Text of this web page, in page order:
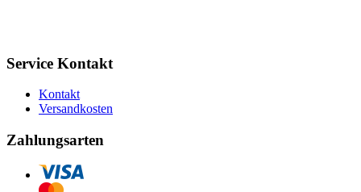
Service Kontakt
Kontakt
Versandkosten
Zahlungsarten